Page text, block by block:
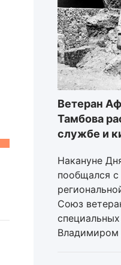
Ветеран
Тамбова
службе и
Накануне
пообщался
Союз